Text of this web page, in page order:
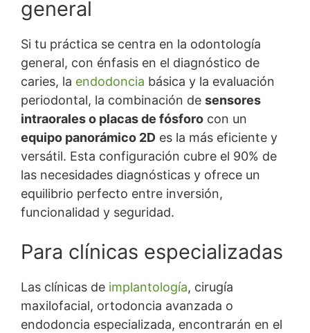
general
Si tu práctica se centra en la odontología
general, con énfasis en el diagnóstico de
caries, la endodoncia básica y la evaluación
periodontal, la combinación de sensores
intraorales o placas de fósforo con un
equipo panorámico 2D es la más eficiente y
versátil. Esta configuración cubre el 90% de
las necesidades diagnósticas y ofrece un
equilibrio perfecto entre inversión,
funcionalidad y seguridad.
Para clínicas especializadas
Las clínicas de implantología, cirugía
maxilofacial, ortodoncia avanzada o
endodoncia especializada, encontrarán en el